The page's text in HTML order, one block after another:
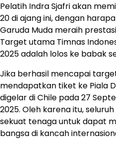
Pelatih Indra Sjafri akan
20 di ajang ini, dengan
Garuda Muda meraih
Target utama Timnas
2025 adalah lolos ke babak
Jika berhasil mencapai
mendapatkan tiket ke Piala
digelar di Chile pada 27
2025. Oleh karena itu,
sekuat tenaga untuk dapat
bangsa di kancah